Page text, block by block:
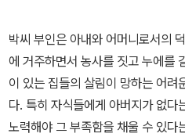
박씨 부인은 아내와 어머니로서의
에 거주하면서 농사를 짓고 누에를
이 있는 집들의 살림이 망하는 어려
다. 특히 자식들에게 아버지가 없다
노력해야 그 부족함을 채울 수 있다